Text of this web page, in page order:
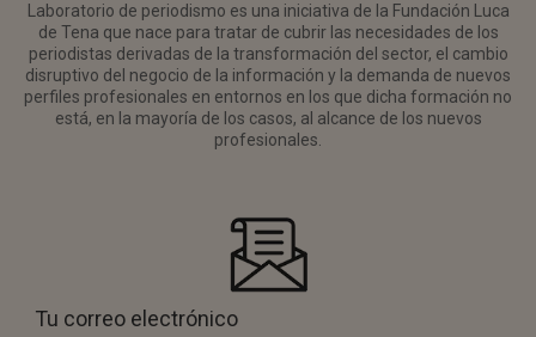
Laboratorio de periodismo es una iniciativa de la Fundación Luca
de Tena que nace para tratar de cubrir las necesidades de los
periodistas derivadas de la transformación del sector, el cambio
disruptivo del negocio de la información y la demanda de nuevos
perfiles profesionales en entornos en los que dicha formación no
está, en la mayoría de los casos, al alcance de los nuevos
profesionales.